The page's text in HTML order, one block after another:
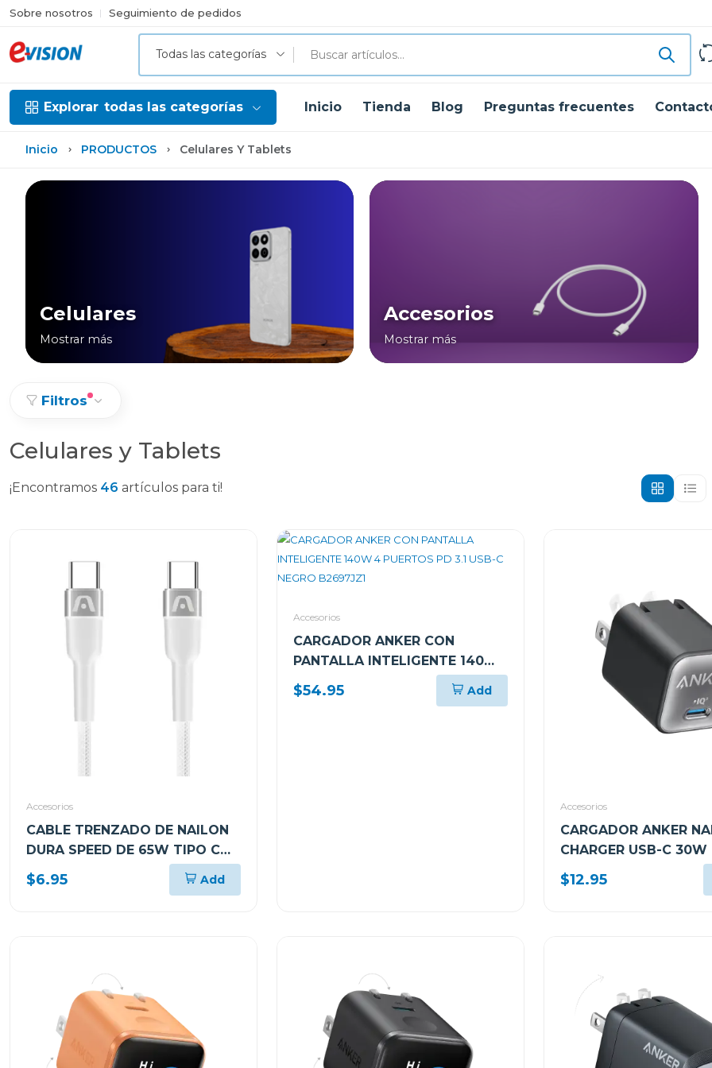
Sobre nosotros Seguimiento de pedidos
Todas las categorías
Explorar todas las categorías Inicio Tienda Blog Preguntas frecuentes
Inicio PRODUCTOS Celulares Y Tablets
Celulares
Mostrar más
Accesorios
Mostrar más
Filtros
Celulares y Tablets
¡Encontramos 46 artículos para ti!
Accesorios
CABLE TRENZADO DE NAILON
DURA SPEED DE 65W TIPO C
EN AMBOS LADOS DE 1.8M
BLANCO ARGCB0047
$6.95 Add
Accesorios
CARGADOR ANKER CON
PANTALLA INTELIGENTE 140W
4 PUERTOS PD 3.1 USB-C
NEGRO B2697JZ1
$54.95 Add
Accesorios
CARGADOR ANKER
CHARGER USB-C 30W
A2147J11
$12.95